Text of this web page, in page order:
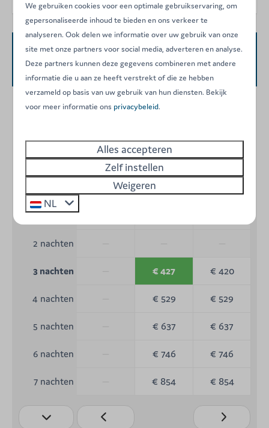
Beschikbaarheid en prijs
2 gasten
zo 23-08-2026
wo
19 aug
do
20 aug
vr
21 aug
1 nacht
2 nachten
3 nachten € 427 € 420
4 nachten € 529 € 529
5 nachten € 637 € 637
6 nachten € 746 € 746
7 nachten € 854 € 854
We gebruiken cookies voor een optimale gebruikservaring, om
gepersonaliseerde inhoud te bieden en ons verkeer te
analyseren. Ook delen we informatie over uw gebruik van onze
site met onze partners voor social media, adverteren en analyse.
Deze partners kunnen deze gegevens combineren met andere
informatie die u aan ze heeft verstrekt of die ze hebben
verzameld op basis van uw gebruik van hun diensten. Bekijk
voor meer informatie ons privacybeleid.
Alles accepteren
Zelf instellen
Weigeren
NL